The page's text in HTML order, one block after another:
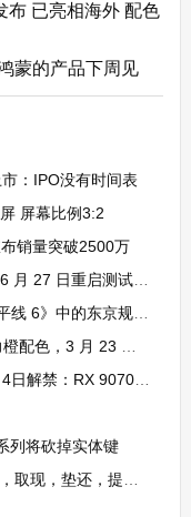
布 已亮相海外 配色
蒙的产品下周见
：IPO没有时间表
屏幕比例3:2
销量突破2500万
测试并公布开服时间等
京规模远超此前任何城市
色，3 月 23 日见
：RX 9070仅晚一天
列将砍掉实体键
巧和操作细节（值得收藏）